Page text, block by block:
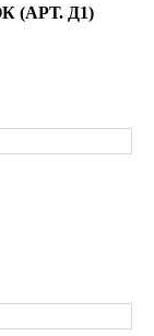
(АРТ. Д1)